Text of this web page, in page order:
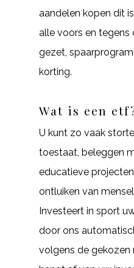
aandelen kopen dit
alle voors en tegens
gezet,
korting.
Wat is een
U kunt zo vaak
toestaat, beleggen
educatieve
ontluiken van
Investeert in sport
door ons
volgens de